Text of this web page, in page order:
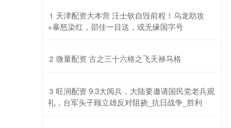
1 ​天津配资大本营 汪士钦自毁前程！乌龙助攻
+暴怒染红，邵佳一目送，或无缘国字号
2 ​微量配资 古之三十六格之飞天禄马格
3 ​旺润配资 9.3大阅兵，大陆要邀请国民党老兵观
礼，台军头子顾立雄反对阻挠_抗日战争_胜利